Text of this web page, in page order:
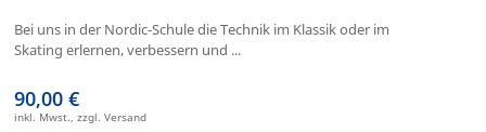
Bei uns in der Nordic-Schule die Technik im Klassik oder im
Skating erlernen, verbessern und ...
90,00 €
inkl. Mwst., zzgl. Versand